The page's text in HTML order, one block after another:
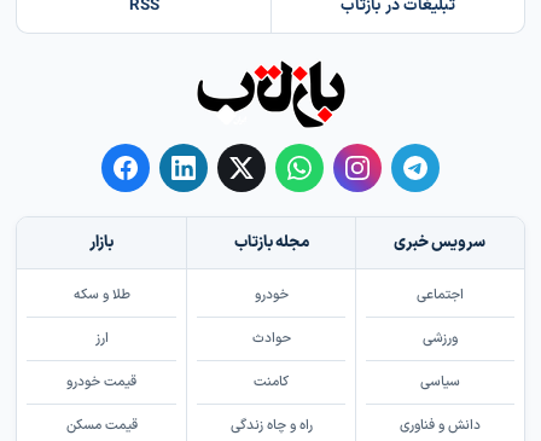
تبلیغات در بازتاب RSS
سرویس خبری
اجتماعی
ورزشی
سیاسی
دانش و فناوری
مجله بازتاب
خودرو
حوادث
کامنت
راه و چاه زندگی
بازار
طلا و سکه
ارز
قیمت خودرو
قیمت مسکن